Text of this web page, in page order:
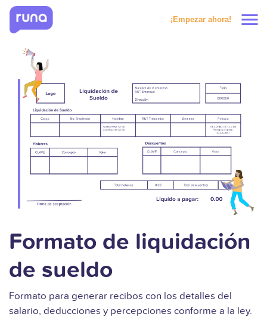
¡Empezar ahora! menu
Productos
Soluciones
Recursos
Solicitar prueba
Formato de liquidación
de sueldo
Formato para generar recibos con los detalles del
salario, deducciones y percepciones conforme a la ley.